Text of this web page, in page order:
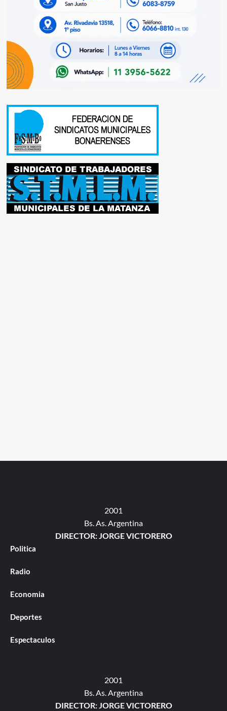
2001
Bs. As. Argentina
DIRECTOR: JORGE VICTORERO
Politica
Radio
Economia
Deportes
Espectaculos
2001
Bs. As. Argentina
DIRECTOR: JORGE VICTORERO